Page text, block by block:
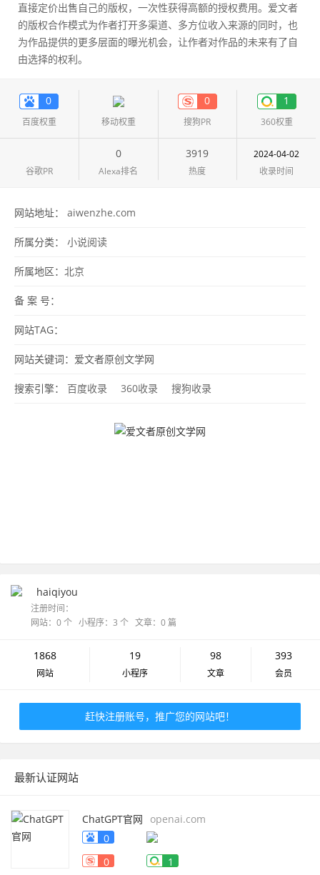
直接定价出售自己的版权，一次性获得高额的授权费用。爱文者
的版权合作模式为作者打开多渠道、多方位收入来源的同时，也
为作品提供的更多层面的曝光机会，让作者对作品的未来有了自
由选择的权利。
0
百度权重 移动权重
0
搜狗PR
1
360权重
谷歌PR
0
Alexa排名
3919
热度
2024-04-02
收录时间
网站地址： aiwenzhe.com
所属分类： 小说阅读
所属地区： 北京
备 案 号：
网站TAG：
网站关键词：爱文者原创文学网
搜索引擎： 百度收录 360收录 搜狗收录
haiqiyou
注册时间：
网站：0 个 小程序：3 个 文章：0 篇
1868
网站
19
小程序
98
文章
393
会员
赶快注册账号，推广您的网站吧！
最新认证网站
ChatGPT官网
openai.com
0
0
1